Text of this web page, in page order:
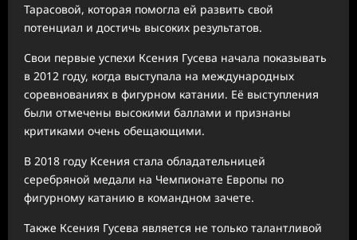
Тарасовой, которая помогла ей развить свой
потенциал и достичь высоких результатов.
Свои первые успехи Ксения Гусева начала показывать
в 2012 году, когда выступала на международных
соревнованиях в фигурном катании. Её выступления
были отмечены высокими баллами и признаны
критиками очень обещающими.
В 2018 году Ксения стала обладательницей
серебряной медали на Чемпионате Европы по
фигурному катанию в командном зачете.
Также Ксения Гусева является не только талантливой